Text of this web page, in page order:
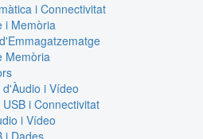
i Connectivitat
i Memòria
Memòria
i Vídeo
i Connectivitat
i Vídeo